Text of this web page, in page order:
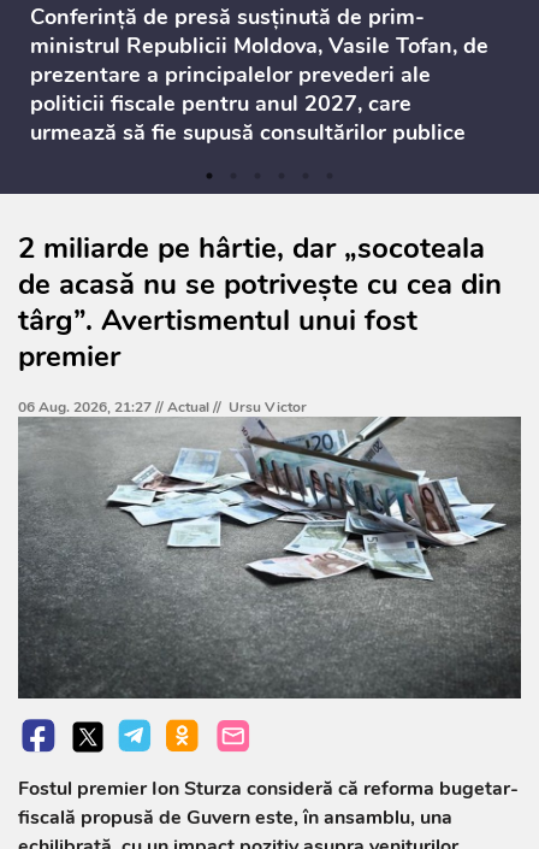
Conferință de presă susținută de prim-
ministrul Republicii Moldova, Vasile Tofan, de
prezentare a principalelor prevederi ale
politicii fiscale pentru anul 2027, care
urmează să fie supusă consultărilor publice
2 miliarde pe hârtie, dar „socoteala
de acasă nu se potrivește cu cea din
târg”. Avertismentul unui fost
premier
06 Aug. 2026, 21:27 //Actual// Ursu Victor
Fostul premier Ion Sturza consideră că reforma bugetar-
fiscală propusă de Guvern este, în ansamblu, una